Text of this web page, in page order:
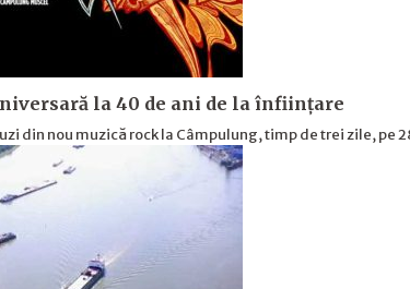
la 40 de ani de la înfiinţare
din nou muzică rock la Câmpulung, timp de trei zile, pe